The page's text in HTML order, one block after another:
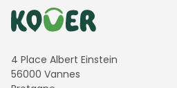
Informations de contact
4 Place Albert Einstein
56000 Vannes